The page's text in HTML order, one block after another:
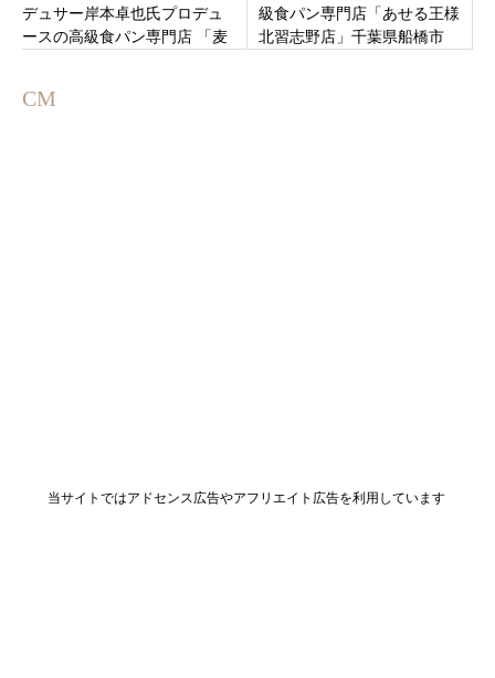
デュサー岸本卓也氏プロデュ
ースの高級食パン専門店 「麦
ンです。
級食パン専門店「あせる王様
北習志野店」千葉県船橋市
CM
当サイトではアドセンス広告やアフリエイト広告を利用しています